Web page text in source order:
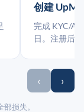
创建
完成 KYC/
日。注册后
‹ ›
损失。